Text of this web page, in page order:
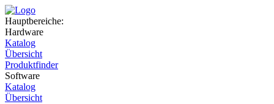
Hauptbereiche:
Hardware
Katalog
Übersicht
Produktfinder
Software
Katalog
Übersicht